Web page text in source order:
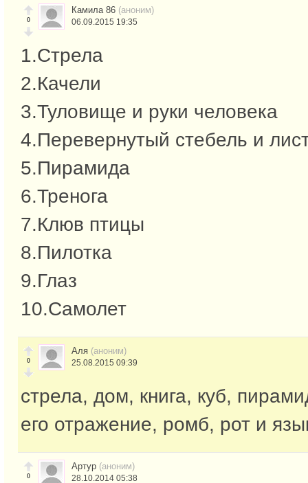
0
Камила 86 (аноним)
06.09.2015 19:35
1.Стрела
2.Качели
3.Туловище и руки человека
4.Перевернутый стебель и
5.Пирамида
6.Тренога
7.Клюв птицы
8.Пилотка
9.Глаз
10.Самолет
0
Аля (аноним)
25.08.2015 09:39
стрела, дом, книга, куб,
его отражение, ромб, рот и
0
Артур (аноним)
28.10.2014 05:38